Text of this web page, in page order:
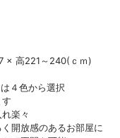
× 高221～240(ｃｍ)
４色から選択
楽々
開放感のあるお部屋に